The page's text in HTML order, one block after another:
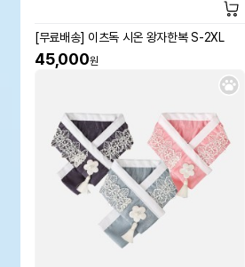
[무료배송] 이츠독 시온 왕자한복 S-2XL
45,000원